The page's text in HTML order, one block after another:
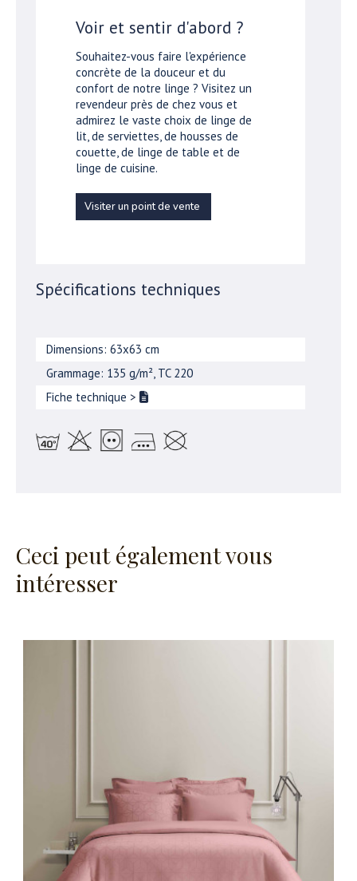
Voir et sentir d'abord ?
Souhaitez-vous faire l'expérience
concrète de la douceur et du
confort de notre linge ? Visitez un
revendeur près de chez vous et
admirez le vaste choix de linge de
lit, de serviettes, de housses de
couette, de linge de table et de
linge de cuisine.
Visiter un point de vente
Spécifications techniques
Dimensions: 63x63 cm
Grammage: 135 g/m², TC 220
Fiche technique >
Ceci peut également vous
intéresser